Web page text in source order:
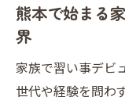
熊本で始まる
界
家族で習い事デビ
世代や経験を問わ